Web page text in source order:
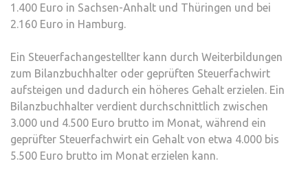
1.400 Euro in Sachsen-Anhalt und Thüringen und bei
2.160 Euro in Hamburg.
Ein Steuerfachangestellter kann durch Weiterbildungen
zum Bilanzbuchhalter oder geprüften Steuerfachwirt
aufsteigen und dadurch ein höheres Gehalt erzielen. Ein
Bilanzbuchhalter verdient durchschnittlich zwischen
3.000 und 4.500 Euro brutto im Monat, während ein
geprüfter Steuerfachwirt ein Gehalt von etwa 4.000 bis
5.500 Euro brutto im Monat erzielen kann.